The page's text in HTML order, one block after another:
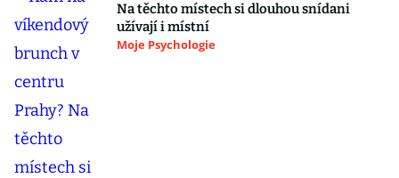
Na těchto místech si dlouhou snídani
užívají i místní
Moje Psychologie